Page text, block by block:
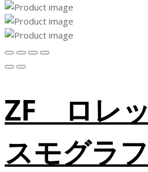
ZF ロレ
スモグラ